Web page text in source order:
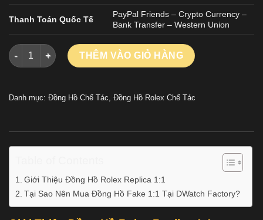
Thanh Toán Quốc Tế
PayPal Friends – Crypto Currency –
Bank Transfer – Western Union
Đồng Hồ Rolex Daytona 116519LN Mặt Thiên Thạch Nhà Máy
THÊM VÀO GIỎ HÀNG
Danh mục: Đồng Hồ Chế Tác Đồng Hồ Rolex Chế Tác
Giới Thiệu Đồng Hồ Rolex Replica 1:1
Tại Sao Nên Mua Đồng Hồ Fake 1:1 Tại DWatch Factory?